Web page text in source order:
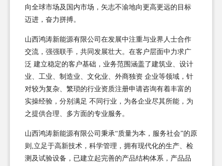
向全球市场及国内市场，矢志不渝地向更高更远的目标
迈进，奋力拼搏。
山西鸿涛新能源有限公司在发展中注重与业界人士合作
交流，强强联手，共同发展壮大。在客户层面中力求广
泛 建立稳定的客户基础，业务范围涵盖了建筑业、设计
业、工业、制造业、文化业、外商独资 企业等领域，针
对较为复杂、繁琐的行业资质注册申请咨询有着丰富的
实操经验，分别满足 不同行业，为各企业尽其所能，为
之提供合理、多方面的专业服务。
山西鸿涛新能源有限公司秉承“质量为本，服务社会”的原
则,立足于高新技术，科学管理，拥有现代化的生产、检
测及试验设备，已建立起完善的产品结构体系，产品品